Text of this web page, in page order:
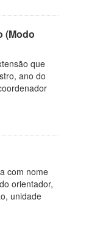
(Modo
que
ano do
com nome
orientador,
unidade